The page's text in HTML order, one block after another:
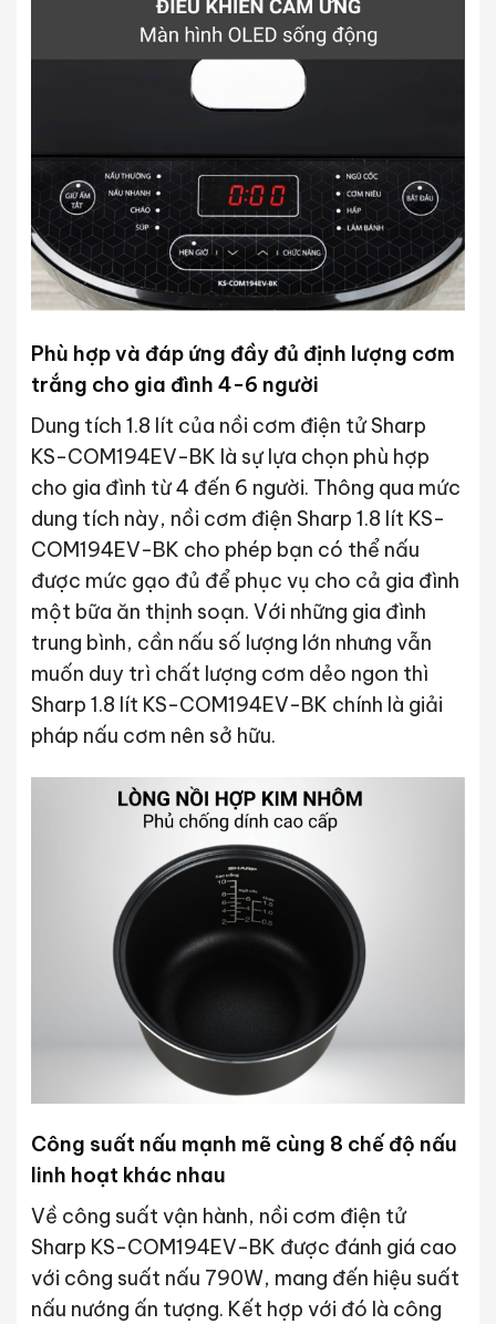
Phù hợp và đáp ứng đầy đủ định lượng cơm
trắng cho gia đình 4-6 người
Dung tích 1.8 lít của nồi cơm điện tử Sharp
KS-COM194EV-BK là sự lựa chọn phù hợp
cho gia đình từ 4 đến 6 người. Thông qua mức
dung tích này, nồi cơm điện Sharp 1.8 lít KS-
COM194EV-BK cho phép bạn có thể nấu
được mức gạo đủ để phục vụ cho cả gia đình
một bữa ăn thịnh soạn. Với những gia đình
trung bình, cần nấu số lượng lớn nhưng vẫn
muốn duy trì chất lượng cơm dẻo ngon thì
Sharp 1.8 lít KS-COM194EV-BK chính là giải
pháp nấu cơm nên sở hữu.
Công suất nấu mạnh mẽ cùng 8 chế độ nấu
linh hoạt khác nhau
Về công suất vận hành, nồi cơm điện tử
Sharp KS-COM194EV-BK được đánh giá cao
với công suất nấu 790W, mang đến hiệu suất
nấu nướng ấn tượng. Kết hợp với đó là công